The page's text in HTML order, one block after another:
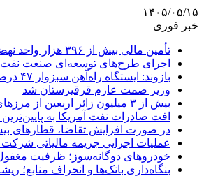
۱۴۰۵/۰۵/۱۵
خبر فوری
تأمین مالی بیش از ۳۹۶ هزار واحد نهضت ملی توسط بانک مسکن
اجرای طرح‌های توسعه‌ای صنعت نفت
بازوند: ایستگاه راه‌آهن سبزوار ۴۷ درصد پیشرفت فیزیکی دارد
وزیر صمت عازم قرقیزستان شد
بیش از ۳ میلیون زائر اربعین از مرزهای زمینی کشور خارج شدند
افت صادرات نفت آمریکا به پایین‌ترین حجم در
در صورت افزایش تقاضا، قطارهای
عملیات اجرایی جریمه مالیاتی
خودروهای دوگانه‌سوز؛ ظرفیت
بنگاه‌داری بانک‌ها و انحراف منابع؛